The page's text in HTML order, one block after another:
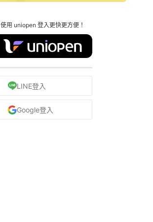
使用 uniopen 登入更快更方便！
LINE登入
Google登入